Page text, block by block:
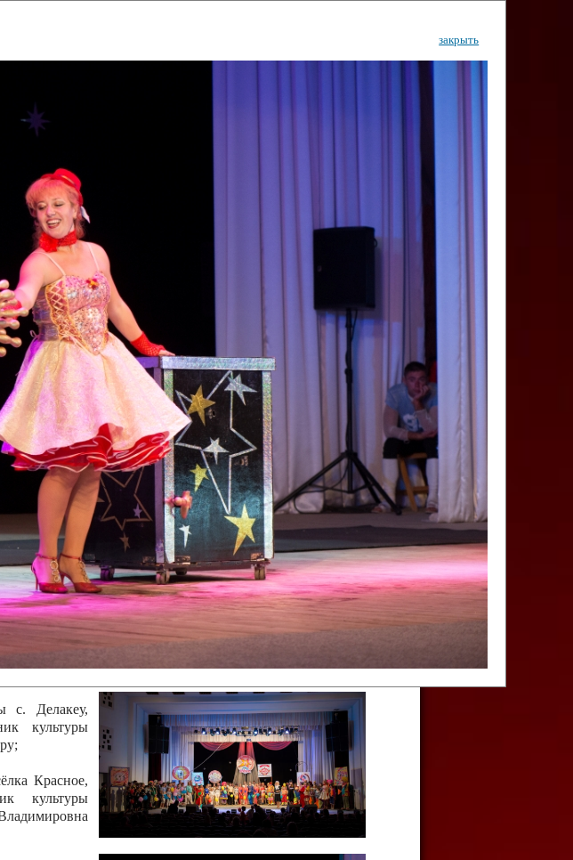
центр
Арт-монитор Арт-прожектор Контакты
РЕСПУБЛИКИ"
закрыть
культуры с.
работники
и
с. Делакеу,
культуры
Красное,
культуры